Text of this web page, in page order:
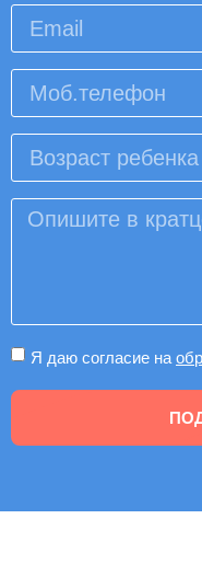
Я даю согласие на